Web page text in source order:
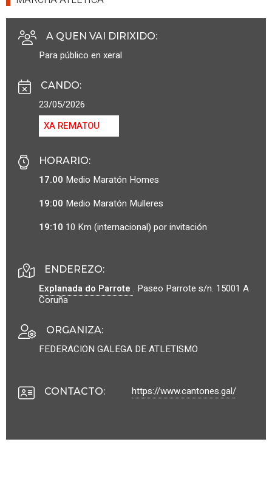
A QUEN VAI DIRIXIDO:
Para público en xeral
CANDO:
23/05/2026
XA REMATOU
HORARIO:
17.00 Medio Maratón Homes
19:00 Medio Maratón Mulleres
19:10 10 Km (internacional) por invitación
ENDEREZO:
Explanada do Parrote . Paseo Parrote s/n. 15001 A
Coruña
ORGANIZA:
FEDERACION GALEGA DE ATLETISMO
CONTACTO: https://www.cantones.gal/